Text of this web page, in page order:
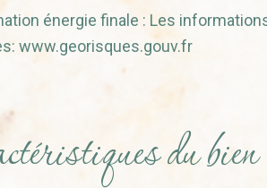
énergie finale : Les
www.georisques.gouv.fr
du bien